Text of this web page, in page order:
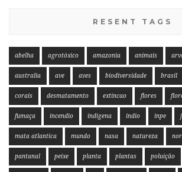
RESENT TAGS
abelha agrotóxico amazonia animais
australia ave aves biodiversidade brasil
corais desmatamento extincao flores
fumaça incendio indigena indio inpe
mata atlantica mundo nasa natureza
pantanal peixe planta plantas poluição